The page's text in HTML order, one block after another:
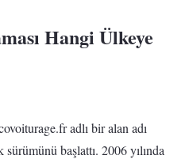
Hangi Ülkeye
adlı bir alan adı
başlattı. 2006 yılında